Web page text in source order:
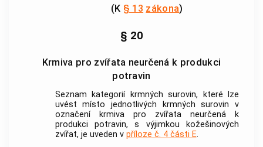
(K § 13 zákona)
§ 20
Krmiva pro zvířata neurčená k produkci
potravin
Seznam kategorií krmných surovin, které lze
uvést místo jednotlivých krmných surovin v
označení krmiva pro zvířata neurčená k
produkci potravin, s výjimkou kožešinových
zvířat, je uveden v příloze č. 4 části E.